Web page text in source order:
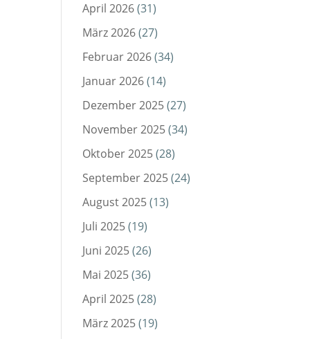
April 2026(31)
März 2026(27)
Februar 2026(34)
Januar 2026(14)
Dezember 2025(27)
November 2025(34)
Oktober 2025(28)
September 2025(24)
August 2025(13)
Juli 2025(19)
Juni 2025(26)
Mai 2025(36)
April 2025(28)
März 2025(19)